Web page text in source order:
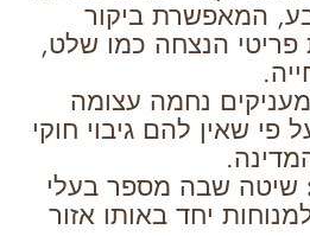
המאפשרת ביקור
פריטי הנצחה כמו שלט,
נחמה עצומה
שאין להם גיבוי חוקי
שיטה שבה מספר בעלי
יחד באותו אזור